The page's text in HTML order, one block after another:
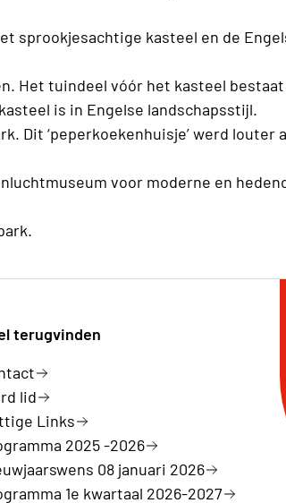
sprookjesachtige kasteel en de
Het tuindeel vóór het kasteel
is in Engelse landschapsstijl.
Dit ‘peperkoekenhuisje’ werd louter
voor moderne en
terugvinden
lid
Links
2025 -2026
08 januari 2026
1e kwartaal 2026-2027